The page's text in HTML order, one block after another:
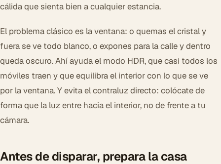
cálida que sienta bien a cualquier estancia.
El problema clásico es la ventana: o quemas el cristal y
fuera se ve todo blanco, o expones para la calle y dentro
queda oscuro. Ahí ayuda el modo HDR, que casi todos los
móviles traen y que equilibra el interior con lo que se ve
por la ventana. Y evita el contraluz directo: colócate de
forma que la luz entre hacia el interior, no de frente a tu
cámara.
Antes de disparar, prepara la casa